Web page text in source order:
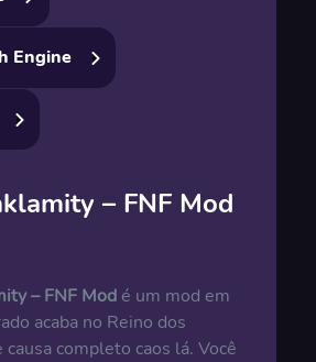
Engine
– FNF Mod
– FNF Modé um mod em
acaba no Reino dos
completo caos lá. Você